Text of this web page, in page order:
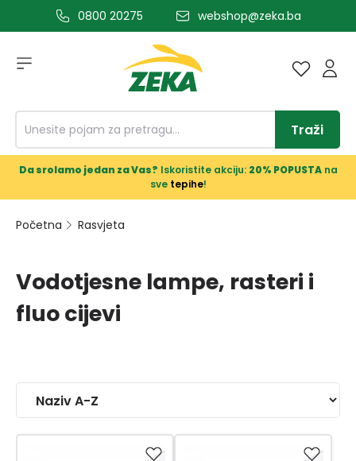
glavni sadržaj0800 20275 webshop@zeka.ba
Traži
Da srolamo jedan za Vas? Iskoristite akciju: 20% POPUSTAna
sve tepihe!
Početna Rasvjeta
Vodotjesne lampe, rasteri i
fluo cijevi